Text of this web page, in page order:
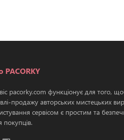
PACORKY
pacorky.com функціонує для того,
продажу авторських мистецьких
сервісом є простим та
покупців.